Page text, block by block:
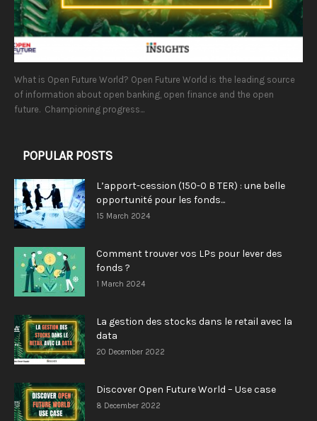
What is Open Future World? Open Future World is the leading source
of information about open banking, open finance and the open
future. Championing progress...
POPULAR POSTS
L’apport-cession (150-0 B TER) : une belle
opportunité pour les fonds...
15 March 2024
Comment trouver vos LPs pour lever des
fonds ?
1 March 2024
La gestion des stocks dans le retail avec la
data
20 December 2022
Discover Open Future World – Use case
8 December 2022